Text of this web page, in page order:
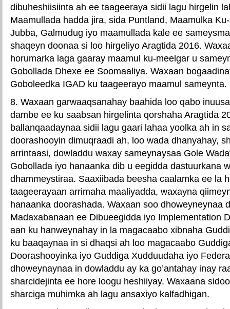
dibuheshiisiinta ah ee taageeraya sidii lagu hirgelin
Maamullada hadda jira, sida Puntland, Maamulka
Jubba, Galmudug iyo maamullada kale ee
shaqeyn doonaa si loo hirgeliyo Aragtida 2016.
horumarka laga gaaray maamul ku-meelgar u
Gobollada Dhexe ee Soomaaliya. Waxaan
Goboleedka IGAD ku taageerayo maamul sameynta.
8. Waxaan garwaaqsanahay baahida loo qabo
dambe ee ku saabsan hirgelinta qorshaha Aragtida
ballanqaadaynaa sidii lagu gaari lahaa yoolka ah in
doorashooyin dimuqraadi ah, loo wada dhanyahay,
arrintaasi, dowladdu waxay sameynaysaa Gole
Gobollada iyo hanaanka dib u eegidda dastuurkana
dhammeystiraa. Saaxiibada beesha caalamka ee la
taageerayaan arrimaha maaliyadda, waxayna
hanaanka doorashada. Waxaan soo dhoweyneynaa
Madaxabanaan ee Dibueegidda iyo Implementation
aan ku hanweynahay in la magacaabo xibnaha
ku baaqaynaa in si dhaqsi ah loo magacaabo
Doorashooyinka iyo Guddiga Xudduudaha iyo
dhoweynaynaa in dowladdu ay ka go’antahay inay
sharcidejinta ee hore loogu heshiiyay. Waxaana
sharciga muhimka ah lagu ansaxiyo kalfadhigan.